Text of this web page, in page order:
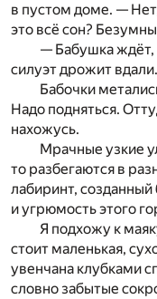
в пустом доме. —
это всё сон?
— Бабушка ждёт,
силуэт дрожит
Бабочки
Надо подняться.
нахожусь.
Мрачные узкие
то разбегаются в
лабиринт,
и угрюмость этого
Я подхожу к
стоит маленькая,
увенчана клубками
словно забытые